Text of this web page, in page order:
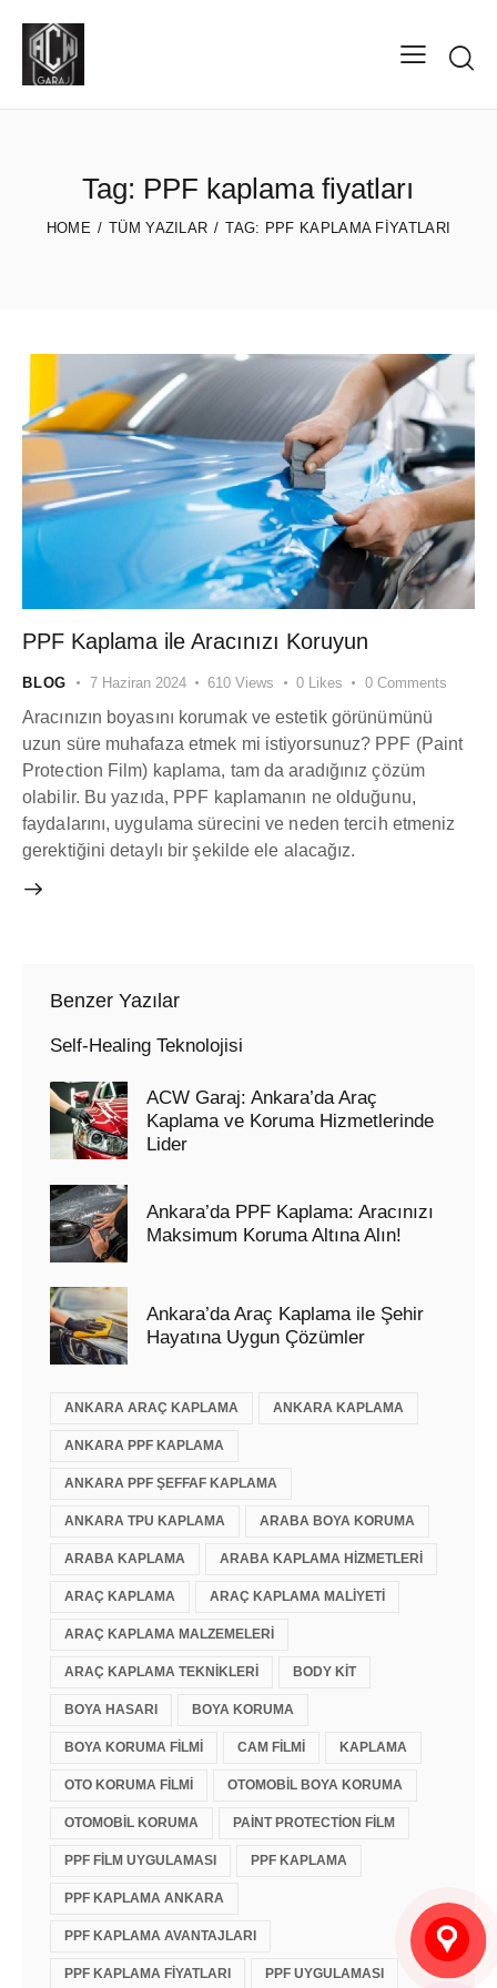
Tag: PPF kaplama fiyatları
HOME TÜM YAZILAR TAG: PPF KAPLAMA FIYATLARI
PPF Kaplama ile Aracınızı Koruyun
BLOG 7 Haziran 2024 610 Views 0 Likes 0 Comments
Aracınızın boyasını korumak ve estetik görünümünü
uzun süre muhafaza etmek mi istiyorsunuz? PPF (Paint
Protection Film) kaplama, tam da aradığınız çözüm
olabilir. Bu yazıda, PPF kaplamanın ne olduğunu,
faydalarını, uygulama sürecini ve neden tercih etmeniz
gerektiğini detaylı bir şekilde ele alacağız.
Benzer Yazılar
Self-Healing Teknolojisi
ACW Garaj: Ankara’da Araç
Kaplama ve Koruma Hizmetlerinde
Lider
Ankara’da PPF Kaplama: Aracınızı
Maksimum Koruma Altına Alın!
Ankara’da Araç Kaplama ile Şehir
Hayatına Uygun Çözümler
ANKARA ARAÇ KAPLAMA ANKARA KAPLAMA
ANKARA PPF KAPLAMA
ANKARA PPF ŞEFFAF KAPLAMA
ANKARA TPU KAPLAMA ARABA BOYA KORUMA
ARABA KAPLAMA ARABA KAPLAMA HIZMETLERI
ARAÇ KAPLAMA ARAÇ KAPLAMA MALIYETI
ARAÇ KAPLAMA MALZEMELERI
ARAÇ KAPLAMA TEKNIKLERI BODY KIT
BOYA HASARI BOYA KORUMA
BOYA KORUMA FILMI CAM FILMI KAPLAMA
OTO KORUMA FILMI OTOMOBIL BOYA KORUMA
OTOMOBIL KORUMA PAINT PROTECTION FILM
PPF FILM UYGULAMASI PPF KAPLAMA
PPF KAPLAMA ANKARA
PPF KAPLAMA AVANTAJLARI
PPF KAPLAMA FIYATLARI PPF UYGULAMASI